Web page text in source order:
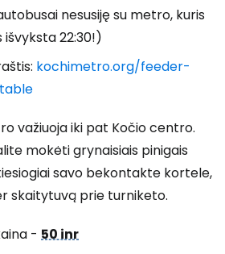
nesusiję su metro, kuris
išvyksta 22:30!)
kochimetro.org/feeder-
važiuoja iki pat Kočio centro.
mokėti grynaisiais pinigais
savo bekontakte kortele,
skaitytuvą prie turniketo.
- 50 inr